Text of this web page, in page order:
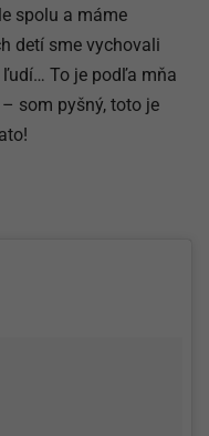
spolu a máme
detí sme vychovali
To je podľa mňa
som pyšný, toto je